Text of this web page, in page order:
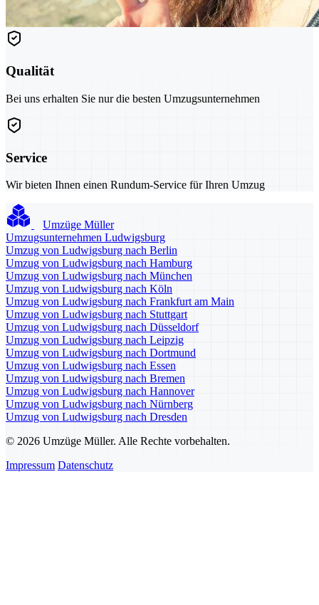
Qualität
Bei uns erhalten Sie nur die besten Umzugsunternehmen
Service
Wir bieten Ihnen einen Rundum-Service für Ihren Umzug
Umzüge Müller
Umzugsunternehmen Ludwigsburg
Umzug von Ludwigsburg nach Berlin
Umzug von Ludwigsburg nach Hamburg
Umzug von Ludwigsburg nach München
Umzug von Ludwigsburg nach Köln
Umzug von Ludwigsburg nach Frankfurt am Main
Umzug von Ludwigsburg nach Stuttgart
Umzug von Ludwigsburg nach Düsseldorf
Umzug von Ludwigsburg nach Leipzig
Umzug von Ludwigsburg nach Dortmund
Umzug von Ludwigsburg nach Essen
Umzug von Ludwigsburg nach Bremen
Umzug von Ludwigsburg nach Hannover
Umzug von Ludwigsburg nach Nürnberg
Umzug von Ludwigsburg nach Dresden
© 2026 Umzüge Müller. Alle Rechte vorbehalten.
Impressum Datenschutz